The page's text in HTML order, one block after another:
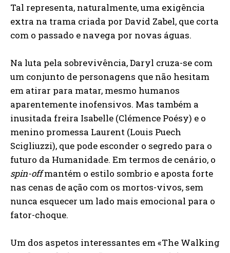
Tal representa, naturalmente, uma exigência
extra na trama criada por David Zabel, que corta
com o passado e navega por novas águas.
Na luta pela sobrevivência, Daryl cruza-se com
um conjunto de personagens que não hesitam
em atirar para matar, mesmo humanos
aparentemente inofensivos. Mas também a
inusitada freira Isabelle (Clémence Poésy) e o
menino promessa Laurent (Louis Puech
Scigliuzzi), que pode esconder o segredo para o
futuro da Humanidade. Em termos de cenário, o
spin-offmantém o estilo sombrio e aposta forte
nas cenas de ação com os mortos-vivos, sem
nunca esquecer um lado mais emocional para o
fator-choque.
Um dos aspetos interessantes em «The Walking